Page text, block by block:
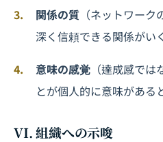
関係の質 （ネットワー
深く信頼できる関係がい
意味の感覚 （達成感で
とが個人的に意味がある
VI. 組織への示唆